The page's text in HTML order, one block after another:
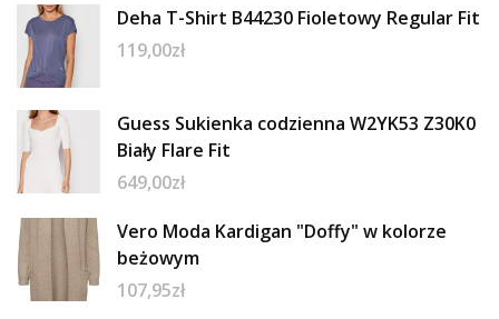
Deha T-Shirt B44230 Fioletowy Regular Fit
119,00zł
Guess Sukienka codzienna W2YK53 Z30K0
Biały Flare Fit
649,00zł
Vero Moda Kardigan "Doffy" w kolorze
beżowym
107,95zł